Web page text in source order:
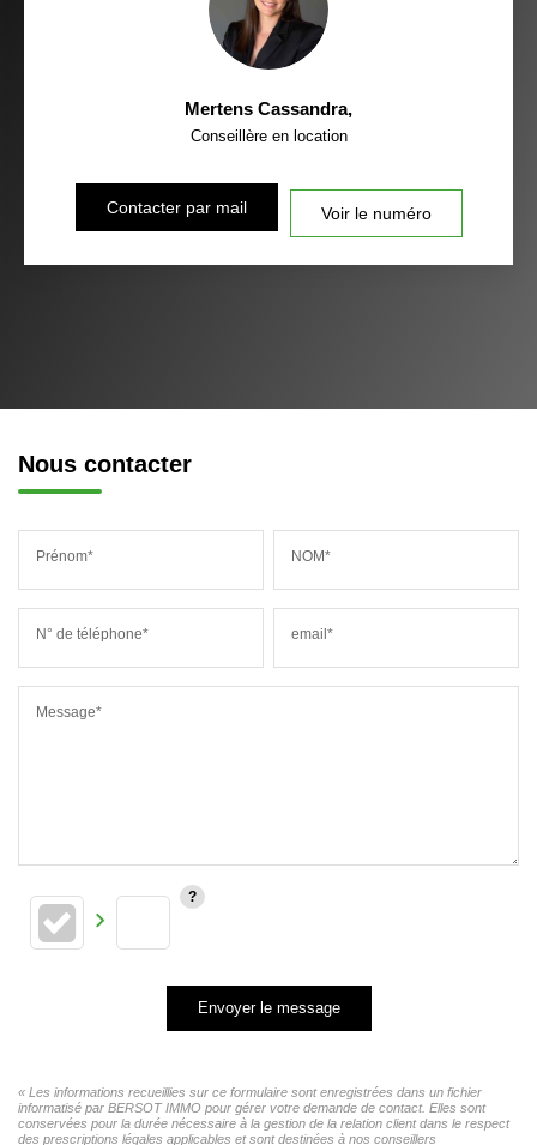
Mertens Cassandra,
Conseillère en location
Contacter par mail Voir le numéro
Nous contacter
Prénom* NOM*
N° de téléphone* email*
Message*
Envoyer le message
« Les informations recueillies sur ce formulaire sont enregistrées dans un fichier
informatisé par BERSOT IMMO pour gérer votre demande de contact. Elles sont
conservées pour la durée nécessaire à la gestion de la relation client dans le respect
des prescriptions légales applicables et sont destinées à nos conseillers